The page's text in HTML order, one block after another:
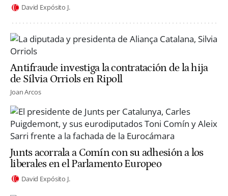
David Expósito J.
Antifraude investiga la contratación de la hija
de Sílvia Orriols en Ripoll
Joan Arcos
Junts acorrala a Comín con su adhesión a los
liberales en el Parlamento Europeo
David Expósito J.